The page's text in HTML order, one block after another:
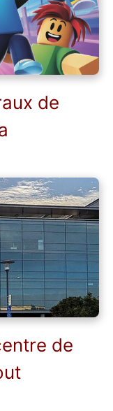
de
de